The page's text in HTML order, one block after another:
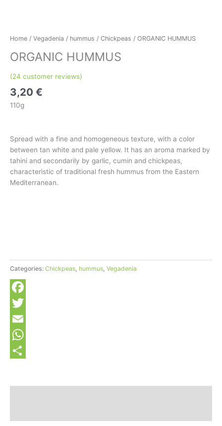
Home / Vegadenia / hummus / Chickpeas / ORGANIC HUMMUS
ORGANIC HUMMUS
(24 customer reviews)
3,20 €
110g
Spread with a fine and homogeneous texture, with a color
between tan white and pale yellow. It has an aroma marked by
tahini and secondarily by garlic, cumin and chickpeas,
characteristic of traditional fresh hummus from the Eastern
Mediterranean.
Categories: Chickpeas hummus Vegadenia
Facebook
Twitter
Email
WhatsApp